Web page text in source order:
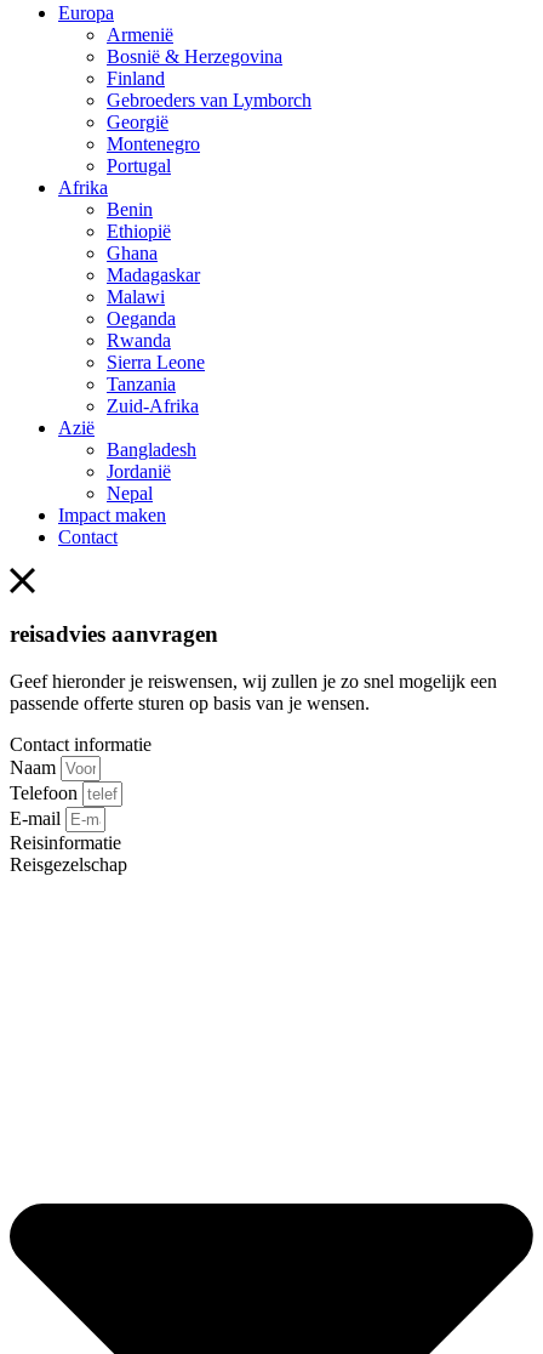
Europa
Armenië
Bosnië & Herzegovina
Finland
Gebroeders van Lymborch
Georgië
Montenegro
Portugal
Afrika
Benin
Ethiopië
Ghana
Madagaskar
Malawi
Oeganda
Rwanda
Sierra Leone
Tanzania
Zuid-Afrika
Azië
Bangladesh
Jordanië
Nepal
Impact maken
Contact
reisadvies aanvragen
Geef hieronder je reiswensen, wij zullen je zo snel mogelijk een
passende offerte sturen op basis van je wensen.
Contact informatie
Naam
Telefoon
E-mail
Reisinformatie
Reisgezelschap